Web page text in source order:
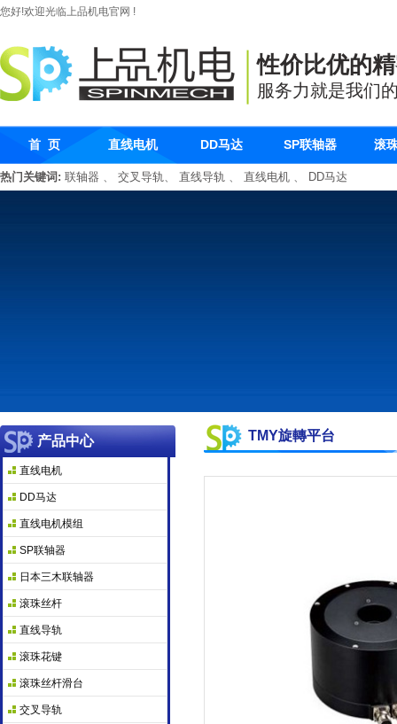
您好!欢迎光临上品机电官网 !
性价比优的
服务力就是我们
首 页 直线电机 DD马达 SP联轴器 滚
热门关键词: 联轴器 、 交叉导轨、 直线导轨 、 直线电机 、 DD马达
产品中心
直线电机
DD马达
直线电机模组
SP联轴器
日本三木联轴器
滚珠丝杆
直线导轨
滚珠花键
滚珠丝杆滑台
交叉导轨
TMY旋轉平台